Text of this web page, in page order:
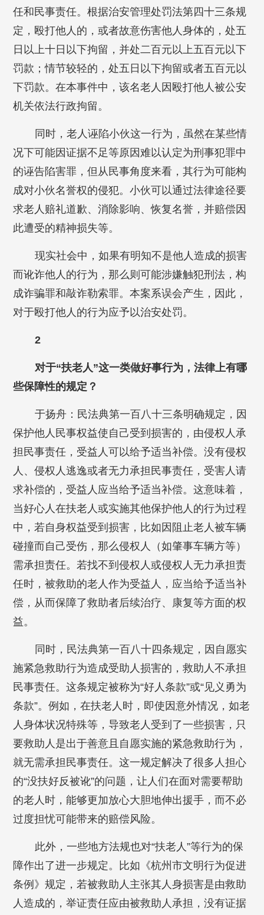
任和民事责任。根据治安管理处罚法第四十三条规
定，殴打他人的，或者故意伤害他人身体的，处五
日以上十日以下拘留，并处二百元以上五百元以下
罚款；情节较轻的，处五日以下拘留或者五百元以
下罚款。在本事件中，该名老人因殴打他人被公安
机关依法行政拘留。
同时，老人诬陷小伙这一行为，虽然在某些情
况下可能因证据不足等原因难以认定为刑事犯罪中
的诬告陷害罪，但从民事角度来看，其行为可能构
成对小伙名誉权的侵犯。小伙可以通过法律途径要
求老人赔礼道歉、消除影响、恢复名誉，并赔偿因
此遭受的精神损失等。
现实社会中，如果有明知不是他人造成的损害
而讹诈他人的行为，那么则可能涉嫌触犯刑法，构
成诈骗罪和敲诈勒索罪。本案系误会产生，因此，
对于殴打他人的行为应予以治安处罚。
2
对于“扶老人”这一类做好事行为，法律上有哪
些保障性的规定？
于扬舟：民法典第一百八十三条明确规定，因
保护他人民事权益使自己受到损害的，由侵权人承
担民事责任，受益人可以给予适当补偿。没有侵权
人、侵权人逃逸或者无力承担民事责任，受害人请
求补偿的，受益人应当给予适当补偿。这意味着，
当好心人在扶老人或实施其他保护他人的行为过程
中，若自身权益受到损害，比如因阻止老人被车辆
碰撞而自己受伤，那么侵权人（如肇事车辆方等）
需承担责任。若找不到侵权人或侵权人无力承担责
任时，被救助的老人作为受益人，应当给予适当补
偿，从而保障了救助者后续治疗、康复等方面的权
益。
同时，民法典第一百八十四条规定，因自愿实
施紧急救助行为造成受助人损害的，救助人不承担
民事责任。这条规定被称为“好人条款”或“见义勇为
条款”。例如，在扶老人时，即使因意外情况，如老
人身体状况特殊等，导致老人受到了一些损害，只
要救助人是出于善意且自愿实施的紧急救助行为，
就无需承担民事责任。这一规定解决了很多人担心
的“没扶好反被讹”的问题，让人们在面对需要帮助
的老人时，能够更加放心大胆地伸出援手，而不必
过度担忧可能带来的赔偿风险。
此外，一些地方法规也对“扶老人”等行为的保
障作出了进一步规定。比如《杭州市文明行为促进
条例》规定，若被救助人主张其人身损害是由救助
人造成的，举证责任应由被救助人承担，没有证据